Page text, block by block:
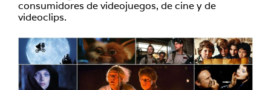
consumidores de videojuegos, de cine y de
videoclips.